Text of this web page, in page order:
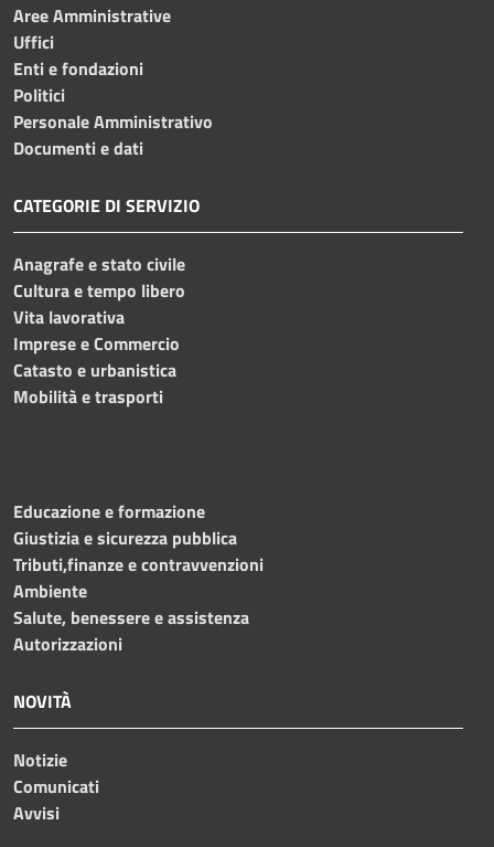
Aree Amministrative
Uffici
Enti e fondazioni
Politici
Personale Amministrativo
Documenti e dati
CATEGORIE DI SERVIZIO
Anagrafe e stato civile
Cultura e tempo libero
Vita lavorativa
Imprese e Commercio
Catasto e urbanistica
Mobilità e trasporti
Educazione e formazione
Giustizia e sicurezza pubblica
Tributi,finanze e contravvenzioni
Ambiente
Salute, benessere e assistenza
Autorizzazioni
NOVITÀ
Notizie
Comunicati
Avvisi